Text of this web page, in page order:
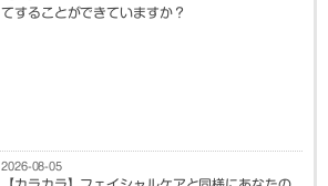
てすることができていますか？
2026-08-05